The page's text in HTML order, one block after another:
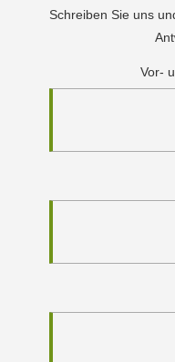
Schreiben Sie uns
Vor-